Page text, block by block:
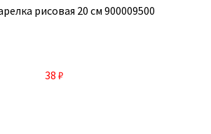
рисовая 20 см 900009500
38 ₽